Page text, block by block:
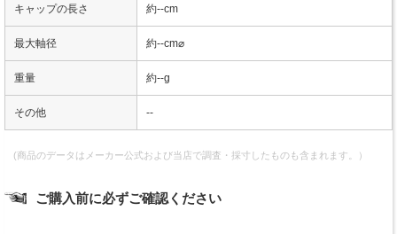
キャップの長さ 約--cm
最大軸径 約--cm⌀
重量 約--g
その他 --
(商品のデータはメーカー公式および当店で調査・採寸したものも含まれます。）
ご購入前に必ずご確認ください